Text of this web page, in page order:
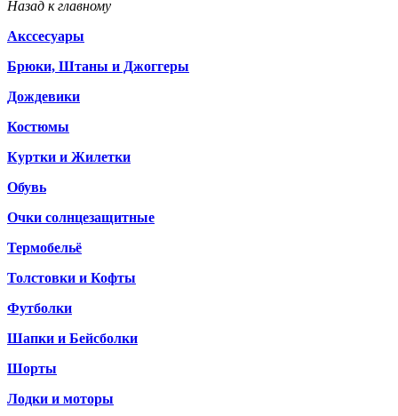
Назад к главному
Акссесуары
Брюки, Штаны и Джоггеры
Дождевики
Костюмы
Куртки и Жилетки
Обувь
Очки солнцезащитные
Термобельё
Толстовки и Кофты
Футболки
Шапки и Бейсболки
Шорты
Лодки и моторы